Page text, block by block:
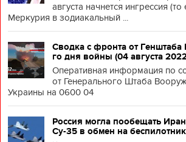
августа начнется ингрессия (то
Меркурия в зодиакальный ...
Сводка с фронта от Генштаба
го дня войны (04 августа
Оперативная информация по
от Генерального Штаба
Украины на 0600 04
Россия могла пообещать
Су-35 в обмен на